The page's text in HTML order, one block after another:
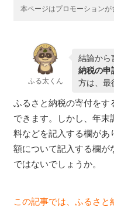
本ページはプロモーションが
ふる太くん
結論から
納税の申
方は、最
ふるさと納税の寄付をす
できます。しかし、年
料などを記入する欄があ
額について記入する欄が
ではないでしょうか。
この記事では、ふるさ